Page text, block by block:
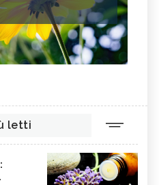
letti